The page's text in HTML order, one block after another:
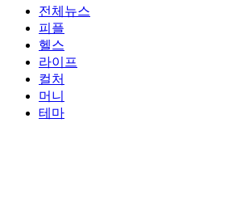
전체뉴스
피플
헬스
라이프
컬처
머니
테마